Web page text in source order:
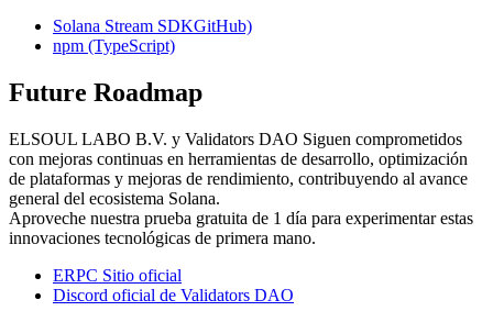
Solana Stream SDKGitHub)
npm (TypeScript)
Future Roadmap
ELSOUL LABO B.V. y Validators DAO Siguen comprometidos
con mejoras continuas en herramientas de desarrollo, optimización
de plataformas y mejoras de rendimiento, contribuyendo al avance
general del ecosistema Solana.
Aproveche nuestra prueba gratuita de 1 día para experimentar estas
innovaciones tecnológicas de primera mano.
ERPC Sitio oficial
Discord oficial de Validators DAO